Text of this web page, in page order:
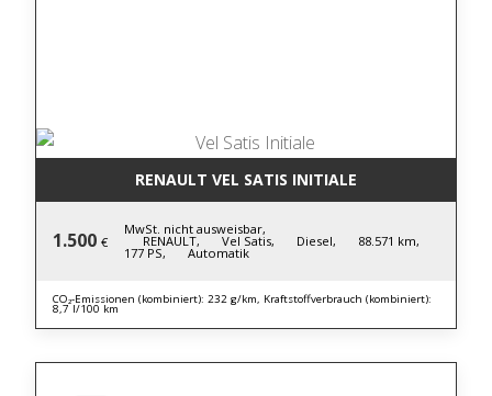
RENAULT VEL SATIS INITIALE
1.500 €
MwSt. nicht ausweisbar,
RENAULT, Vel Satis, Diesel, 88.571 km,
177 PS, Automatik
CO₂-Emissionen (kombiniert): 232 g/km, Kraftstoffverbrauch (kombiniert):
8,7 l/100 km